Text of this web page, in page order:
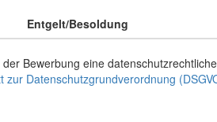
Entgelt/Besoldung
Bewerbung eine
zur Datenschutzgrundverordnung